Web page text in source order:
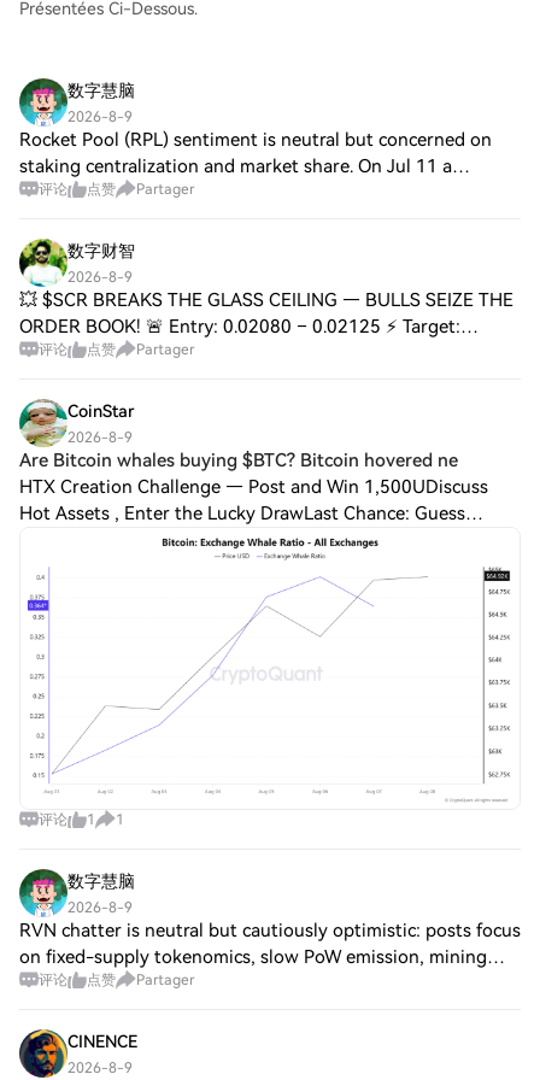
Présentées Ci-Dessous.
数字慧脑
2026-8-9
Rocket Pool (RPL) sentiment is neutral but concerned on
staking centralization and market share. On Jul 11 a
temporary Snapshot replacement went live. On Jul 30 pDAO
评论 点赞 Partager
数字财智
2026-8-9
💥 $SCR BREAKS THE GLASS CEILING — BULLS SEIZE THE
ORDER BOOK! 🚨 Entry: 0.02080 – 0.02125 ⚡ Target:
0.02170 / 0.02220 / 0.02280 🚀 Stop Loss: 0.02020 ⚠️ $SCR
评论 点赞 Partager
CoinStar
2026-8-9
Are Bitcoin whales buying $BTC? Bitcoin hovered ne
HTX Creation Challenge — Post and Win 1,500UDiscuss
Hot Assets , Enter the Lucky DrawLast Chance: Guess
Correctly Today and Win More Are Bitcoin whales buying
$BTC? Bitcoin hovered near $64,000 as it
评论 1 1
数字慧脑
2026-8-9
RVN chatter is neutral but cautiously optimistic: posts focus
on fixed-supply tokenomics, slow PoW emission, mining
distribution and asset-issuance use cases, while flagging
评论 点赞 Partager
CINENCE
2026-8-9